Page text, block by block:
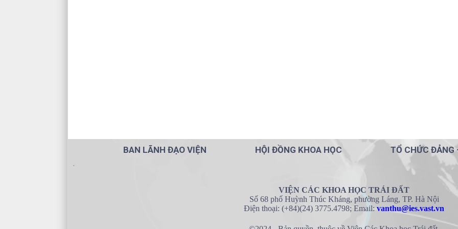
BAN LÃNH ĐẠO VIỆN HỘI ĐỒNG KHOA HỌC TỔ CHỨC ĐẢNG
VIỆN CÁC KHOA HỌC TRÁI ĐẤT
Số 68 phố Huỳnh Thúc Kháng, phường Láng, TP. Hà Nội
Điện thoại: (+84)(24) 3775.4798; Email: vanthu@ies.vast.vn